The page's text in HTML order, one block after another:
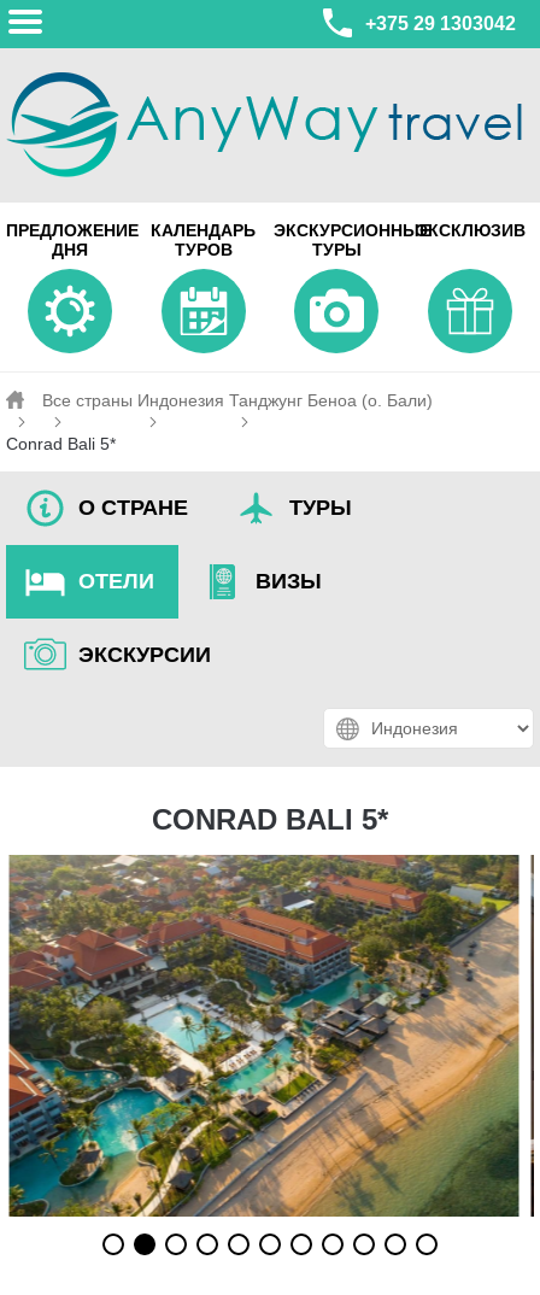
+375 29 1303042
ул. Леонида Беды, 45-547
смотреть на карте
МИНСК
Турагентство Coral Travel
ул. Притыцкого 156/1 пом.37
ул. Скрыганова 4б пом.487
ПРЕДЛОЖЕНИЕ
ДНЯ
КАЛЕНДАРЬ
ТУРОВ
ЭКСКУРСИОННЫЕ
ТУРЫ
ЭКСКЛЮЗИВ
Все страны Индонезия Танджунг Беноа (о. Бали)
Conrad Bali 5*
О СТРАНЕ ТУРЫ
ОТЕЛИ ВИЗЫ
ЭКСКУРСИИ
CONRAD BALI 5*